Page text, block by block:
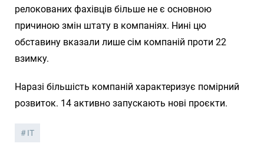
релокованих фахівців більше не є основною
причиною змін штату в компаніях. Нині цю
обставину вказали лише сім компаній проти 22
взимку.
Наразі більшість компаній характеризує помірний
розвиток. 14 активно запускають нові проєкти.
ІТ